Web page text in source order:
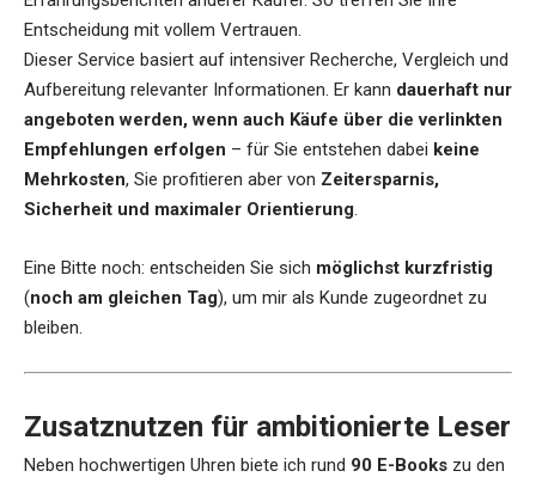
Entscheidung mit vollem Vertrauen.
Dieser Service basiert auf intensiver Recherche, Vergleich und
Aufbereitung relevanter Informationen. Er kann dauerhaft nur
angeboten werden, wenn auch Käufe über die verlinkten
Empfehlungen erfolgen – für Sie entstehen dabei keine
Mehrkosten, Sie profitieren aber von Zeitersparnis,
Sicherheit und maximaler Orientierung.
Eine Bitte noch: entscheiden Sie sich möglichst kurzfristig
(noch am gleichen Tag), um mir als Kunde zugeordnet zu
bleiben.
Zusatznutzen für ambitionierte Leser
Neben hochwertigen Uhren biete ich rund 90 E-Books zu den